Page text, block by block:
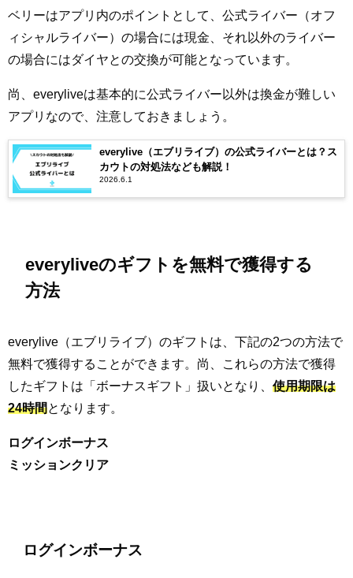
ベリーはアプリ内のポイントとして、公式ライバー（オフ
ィシャルライバー）の場合には現金、それ以外のライバー
の場合にはダイヤとの交換が可能となっています。
尚、everyliveは基本的に公式ライバー以外は換金が難しい
アプリなので、注意しておきましょう。
everylive（エブリライブ）の公式ライバーとは？ス
カウトの対処法なども解説！
2026.6.1
everyliveのギフトを無料で獲得する
方法
everylive（エブリライブ）のギフトは、下記の2つの方法で
無料で獲得することができます。尚、これらの方法で獲得
したギフトは「ボーナスギフト」扱いとなり、 使用期限は
24時間となります。
ログインボーナス
ミッションクリア
ログインボーナス